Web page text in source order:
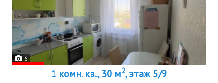
6
1 комн. кв., 30 м2, этаж 5/9